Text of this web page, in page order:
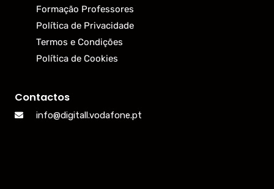
Formação Professores
Política de Privacidade
Termos e Condições
Política de Cookies
Contactos
info@digitall.vodafone.pt